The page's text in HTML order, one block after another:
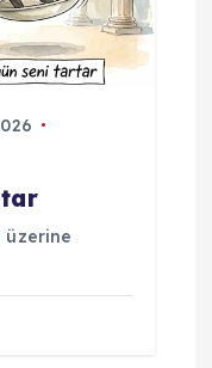
üzerine